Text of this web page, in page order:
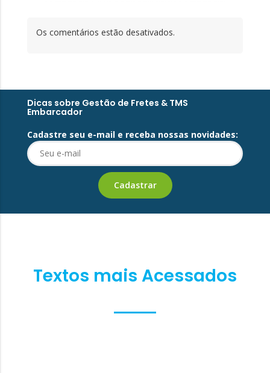
Os comentários estão desativados.
Dicas sobre Gestão de Fretes & TMS
Embarcador
Cadastre seu e-mail e receba nossas novidades:
Textos mais Acessados